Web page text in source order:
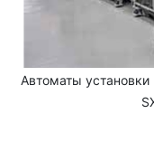
Автоматы установки